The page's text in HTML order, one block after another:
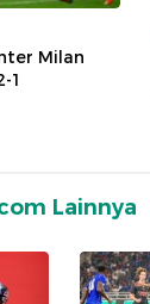
Milan
1
Lainnya